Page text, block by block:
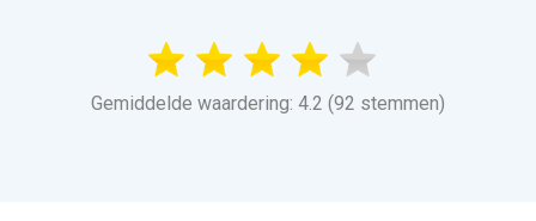
Gemiddelde waardering: 4.2 (92 stemmen)